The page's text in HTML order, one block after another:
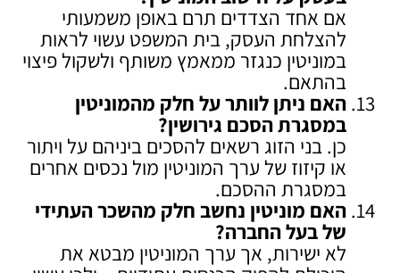
אם אחד הצדדים תרם באופן משמעותי
להצלחת העסק, בית המשפט עשוי לראות
במוניטין כנגזר ממאמץ משותף ולשקול פיצוי
בהתאם.
האם ניתן לוותר על חלק מהמוניטין
במסגרת הסכם גירושין?
כן. בני הזוג רשאים להסכים ביניהם על ויתור
או קיזוז של ערך המוניטין מול נכסים אחרים
במסגרת ההסכם.
האם מוניטין נחשב חלק מהשכר העתידי
של בעל החברה?
לא ישירות, אך ערך המוניטין מבטא את